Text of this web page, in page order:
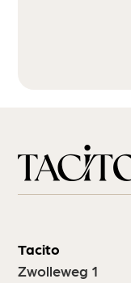
Tacito
Zwolleweg 1